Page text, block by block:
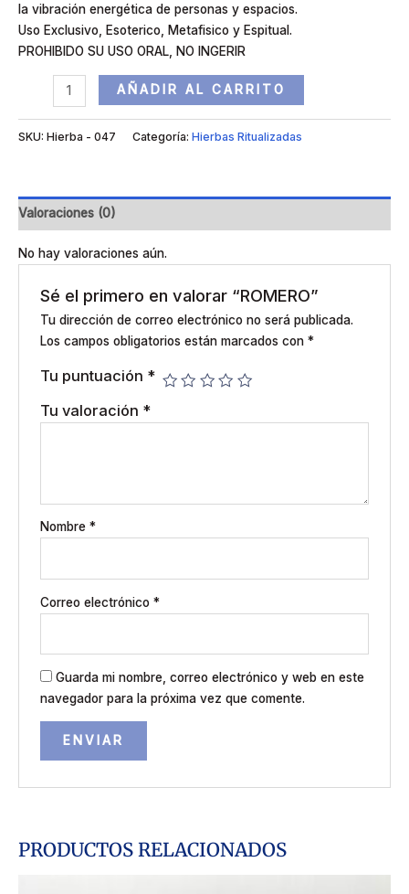
la vibración energética de personas y espacios.
Uso Exclusivo, Esoterico, Metafisico y Espitual.
PROHIBIDO SU USO ORAL, NO INGERIR
AÑADIR AL CARRITO
SKU: Hierba - 047 Categoría: Hierbas Ritualizadas
Valoraciones (0)
No hay valoraciones aún.
Sé el primero en valorar “ROMERO”
Tu dirección de correo electrónico no será publicada.
Los campos obligatorios están marcados con *
Tu puntuación *
Tu valoración *
Nombre *
Correo electrónico *
Guarda mi nombre, correo electrónico y web en este
navegador para la próxima vez que comente.
PRODUCTOS RELACIONADOS